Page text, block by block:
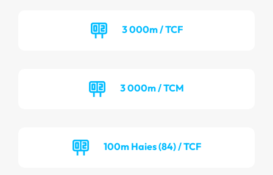
3 000m / TCF
3 000m / TCM
100m Haies (84) / TCF